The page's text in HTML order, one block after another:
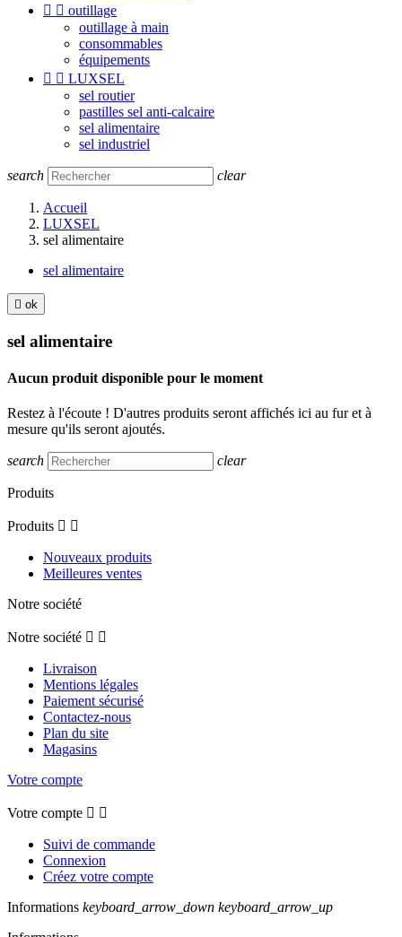
  outillage
outillage à main
consommables
équipements
  LUXSEL
sel routier
pastilles sel anti-calcaire
sel alimentaire
sel industriel
search clear
Accueil
LUXSEL
sel alimentaire
sel alimentaire
 ok
sel alimentaire
Aucun produit disponible pour le moment
Restez à l'écoute ! D'autres produits seront affichés ici au fur et à
mesure qu'ils seront ajoutés.
search clear
Produits
Produits  
Nouveaux produits
Meilleures ventes
Notre société
Notre société  
Livraison
Mentions légales
Paiement sécurisé
Contactez-nous
Plan du site
Magasins
Votre compte
Votre compte  
Suivi de commande
Connexion
Créez votre compte
Informations keyboard_arrow_down keyboard_arrow_up